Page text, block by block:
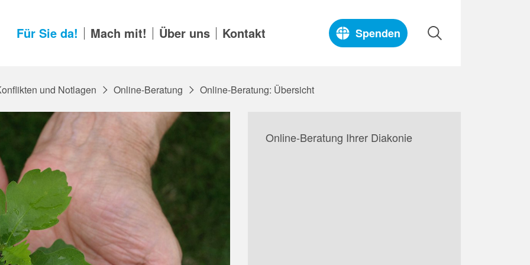
Für Sie da! Mach mit! Über uns Kontakt Spenden
und Notlagen Online-Beratung Online-Beratung: Übersicht
Online-Beratung Ihrer Diakonie